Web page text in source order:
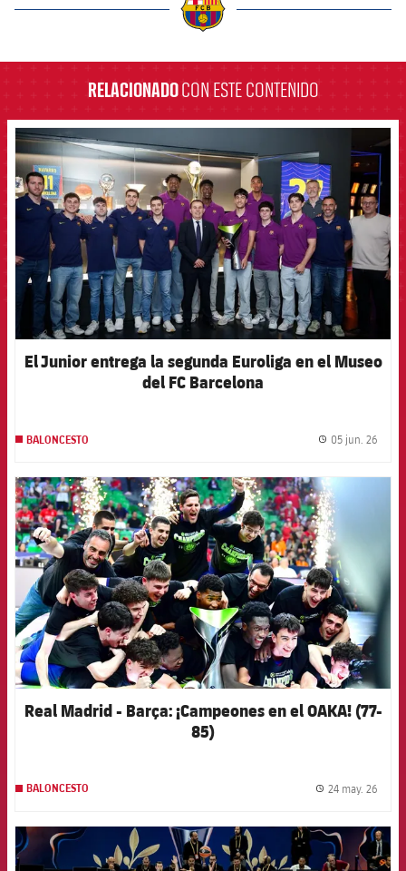
RELACIONADOCON ESTE CONTENIDO
El Junior entrega la segunda Euroliga en el Museo
del FC Barcelona
BALONCESTO 05 jun. 26
FCB Barcelona badge
Real Madrid - Barça: ¡Campeones en el OAKA! (77-
85)
BALONCESTO 24 may. 26
FCB Barcelona badge